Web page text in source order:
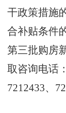
干政策措施
合补贴条件
第三批购房
取咨询电话
7212433、